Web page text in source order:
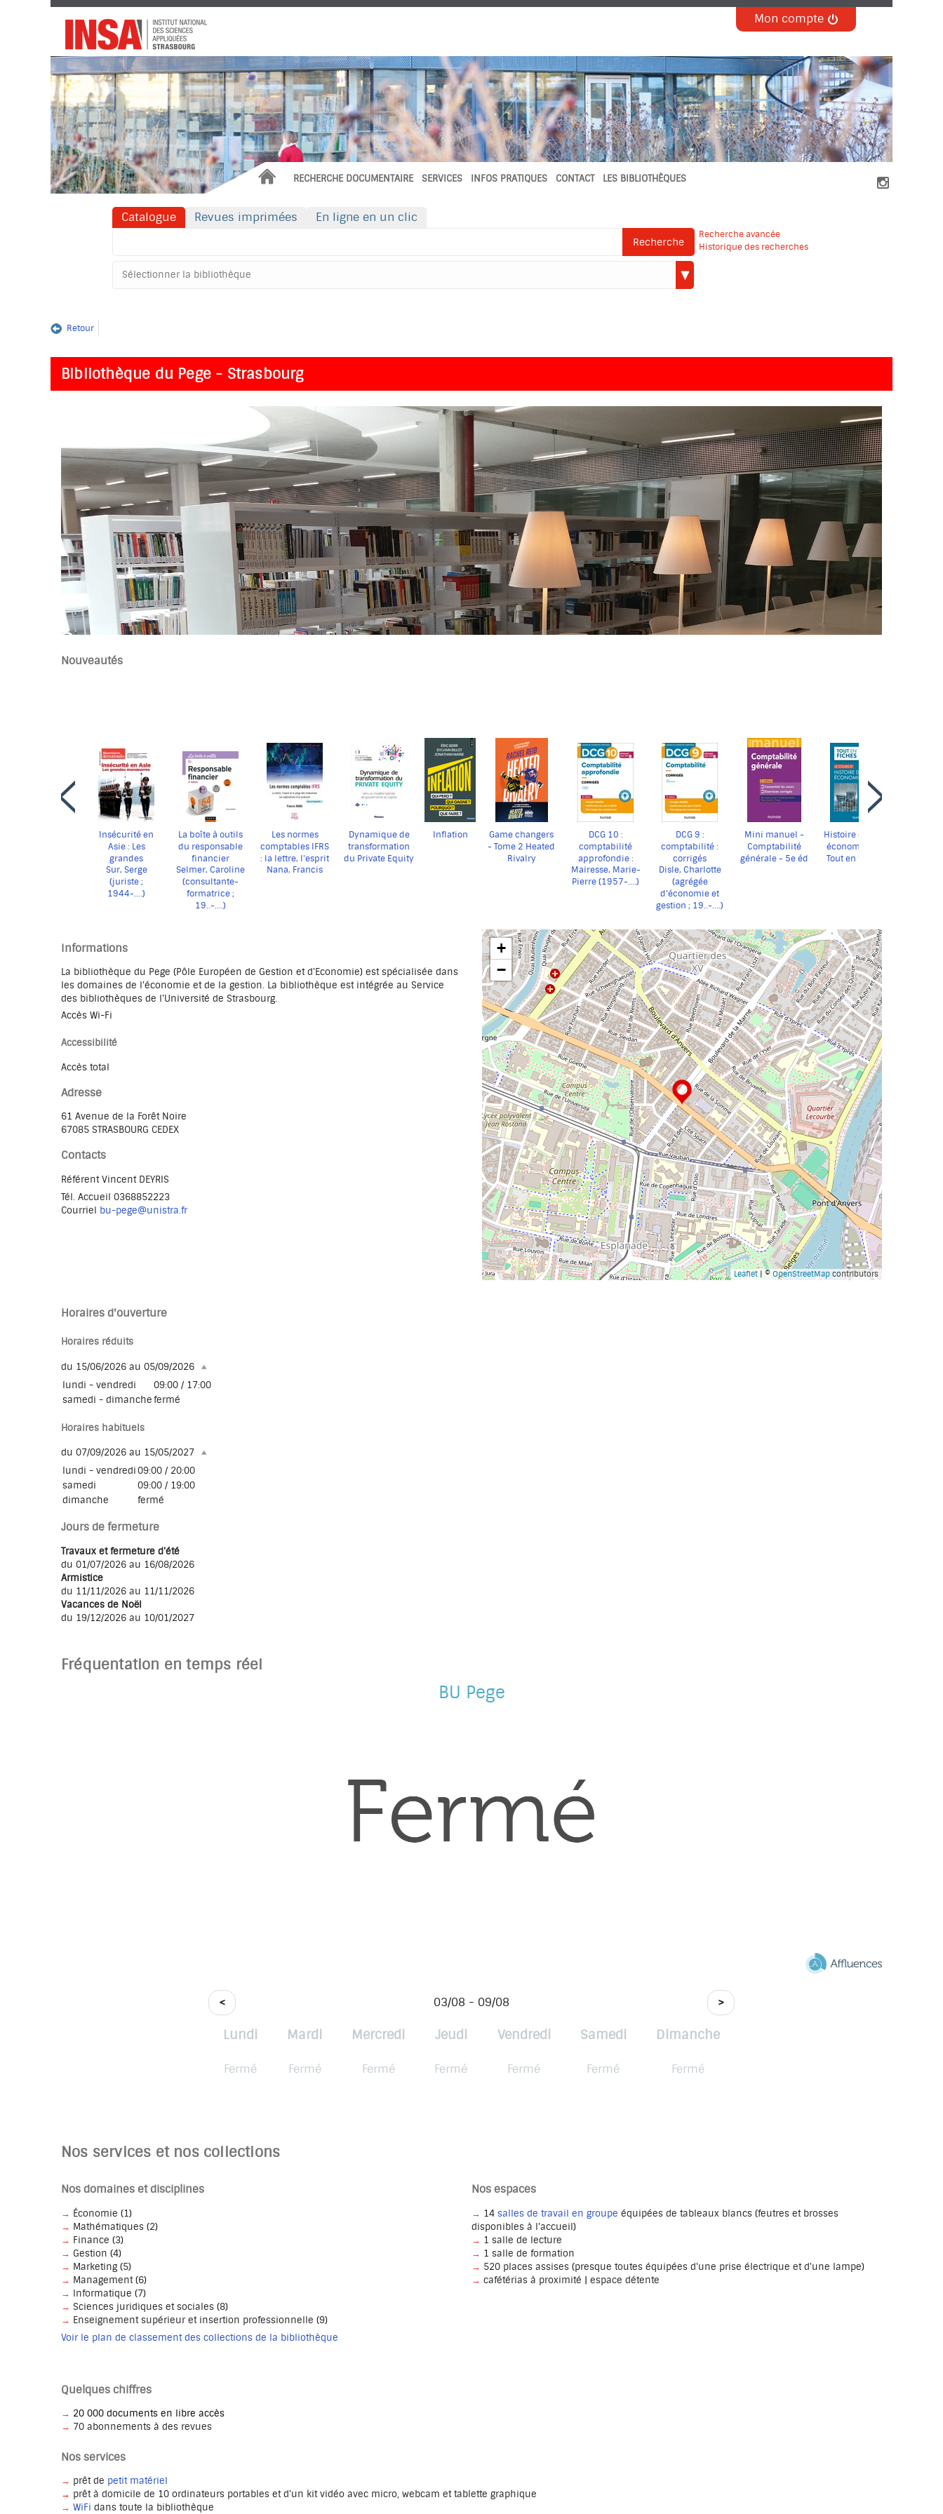
Mon compte
National
Sciences
Appliquées
ACCUEIL RECHERCHE DOCUMENTAIRE SERVICES INFOS PRATIQUES CONTACT LES BIBLIOTHÈQUES 
Catalogue Revues imprimées En ligne en un clic
Recherche
Recherche avancée
Historique des recherches
votre
Retour
Bibliothèque du Pege - Strasbourg
Nouveautés
carrousel
Insécurité en
Asie : Les
grandes
manoeuvres
Sur, Serge
(juriste ;
1944-....)
La boîte à outils
du responsable
financier
Selmer, Caroline
(consultante-
formatrice ;
19..-....)
Les normes
comptables IFRS
: la lettre, l'esprit
et le piège des
Nana, Francis
Dynamique de
transformation
du Private Equity
Inflation
Game changers
- Tome 2 Heated
Rivalry
DCG 10 :
comptabilité
approfondie :
corrigés
Mairesse, Marie-
Pierre (1957-....)
DCG 9 :
comptabilité :
corrigés
Disle, Charlotte
(agrégée
d'économie et
gestion ; 19..-....)
Mini manuel -
Comptabilité
générale - 5e éd
Histoire des faits
économiques -
Tout en fiches -
Informations
La bibliothèque du Pege (Pôle Européen de Gestion et d'Economie) est spécialisée dans
les domaines de l'économie et de la gestion. La bibliothèque est intégrée au Service
des bibliothèques de l'Université de Strasbourg.
Accès Wi-Fi
Accessibilité
Accès total
Adresse
61 Avenue de la Forêt Noire
67085 STRASBOURG CEDEX
Contacts
Référent Vincent DEYRIS
Tél. Accueil 0368852223
Courriel bu-pege@unistra.fr
+
−
Leaflet| © OpenStreetMap contributors
Horaires d'ouverture
Horaires réduits
du 15/06/2026 au 05/09/2026
lundi - vendredi
09:00 / 17:00
samedi - dimanchefermé
Horaires habituels
du 07/09/2026 au 15/05/2027
lundi - vendredi09:00 / 20:00
samedi
09:00 / 19:00
dimanche
fermé
Jours de fermeture
Travaux et fermeture d'été
du 01/07/2026 au 16/08/2026
Armistice
du 11/11/2026 au 11/11/2026
Vacances de Noël
du 19/12/2026 au 10/01/2027
Fréquentation en temps réel
BU Pege
>
< 03/08 - 09/08
Lundi
Fermé
Mardi
Fermé
Mercredi
Fermé
Jeudi
Fermé
Vendredi
Fermé
Samedi
Fermé
Dimanche
Fermé
Nos services et nos collections
Nos domaines et disciplines
→ Économie (1)
→ Mathématiques (2)
→ Finance (3)
→ Gestion (4)
→ Marketing (5)
→ Management (6)
→ Informatique (7)
→ Sciences juridiques et sociales (8)
→ Enseignement supérieur et insertion professionnelle (9)
Voir le plan de classement des collections de la bibliothèque
Quelques chiffres
→ 20 000 documents en libre accès
→ 70 abonnements à des revues
Nos espaces
→ 14 salles de travail en groupe équipées de tableaux blancs (feutres et brosses
disponibles à l'accueil)
→ 1 salle de lecture
→ 1 salle de formation
→ 520 places assises (presque toutes équipées d'une prise électrique et d'une lampe)
→ cafétérias à proximité | espace détente
Nos services
→ prêt de petit matériel
→ prêt à domicile de 10 ordinateurs portables etd'un kit vidéo avec micro, webcam et tablette graphique
→ WiFi dans toute la bibliothèque